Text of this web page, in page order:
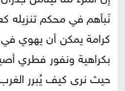
نَبأهم في محكم تنزيله
كرامة يمكن أن يهوي في
بكراهية ونفور فطري
حيث نرى كيف يُبرر